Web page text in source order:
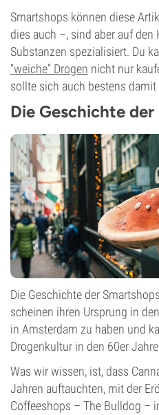
Smartshops können diese
dies auch –, sind aber auf
Substanzen spezialisiert. Du
“weiche” Drogen nicht nur
sollte sich auch bestens damit
Die Geschichte
Die Geschichte der
scheinen ihren Ursprung in
in Amsterdam zu haben und
Drogenkultur in den 60er
Was wir wissen, ist, dass
Jahren auftauchten, mit der
Coffeeshops – The Bulldog –